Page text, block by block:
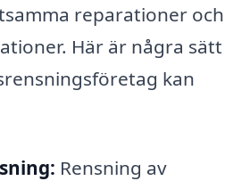
reparationer och
Här är några sätt
kan
Rensning av